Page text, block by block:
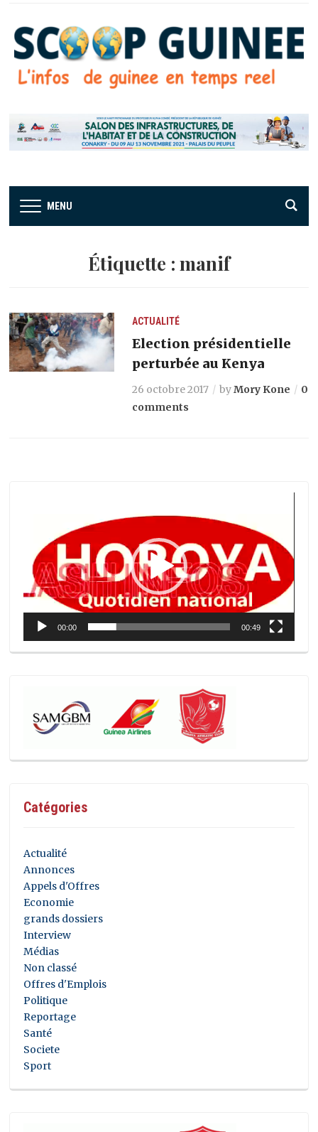
MENU
Étiquette : manif
ACTUALITÉ
Election présidentielle
perturbée au Kenya
26 octobre 2017 byMory Kone
0
comments
00:00 00:49
Catégories
Actualité
Annonces
Appels d'Offres
Economie
grands dossiers
Interview
Médias
Non classé
Offres d'Emplois
Politique
Reportage
Santé
Societe
Sport